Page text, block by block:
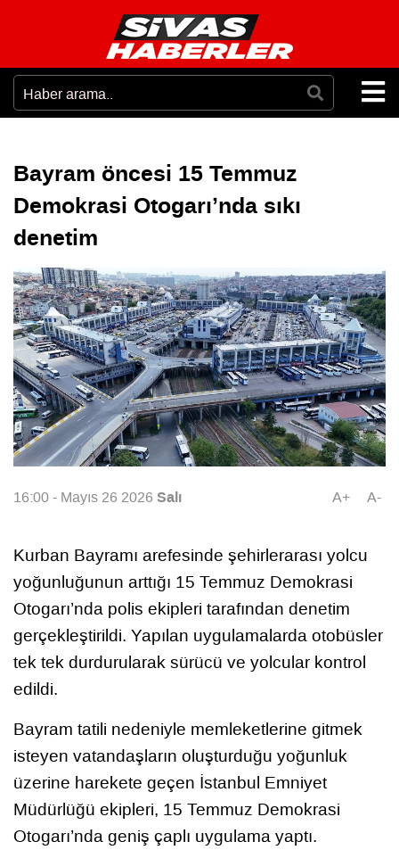
Bayram öncesi 15 Temmuz
Demokrasi Otogarı’nda sıkı
denetim
16:00 - Mayıs 26 2026 Salı A+ A-
Kurban Bayramı arefesinde şehirlerarası yolcu
yoğunluğunun arttığı 15 Temmuz Demokrasi
Otogarı’nda polis ekipleri tarafından denetim
gerçekleştirildi. Yapılan uygulamalarda otobüsler
tek tek durdurularak sürücü ve yolcular kontrol
edildi.
Bayram tatili nedeniyle memleketlerine gitmek
isteyen vatandaşların oluşturduğu yoğunluk
üzerine harekete geçen İstanbul Emniyet
Müdürlüğü ekipleri, 15 Temmuz Demokrasi
Otogarı’nda geniş çaplı uygulama yaptı.